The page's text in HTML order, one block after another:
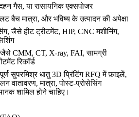
गैस, या रासायनिक एक्सपोजर
बैच मात्रा, और भविष्य के उत्पादन की अपेक्षा
जैसे हीट ट्रीटमेंट, HIP, CNC मशीनिंग,
जैसे CMM, CT, X-ray, FAI, सामग्री
रिकॉर्ड
सुपरमिश्र धातु 3D प्रिंटिंग RFQ में फ़ाइलें,
वातावरण, मात्रा, पोस्ट-प्रोसेसिंग
शामिल होने चाहिए।